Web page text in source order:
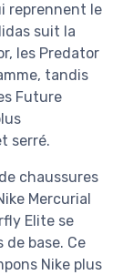
reprennent le
suit la
les Predator
tandis
Future
serré.
chaussures
Mercurial
Elite se
base. Ce
Nike plus